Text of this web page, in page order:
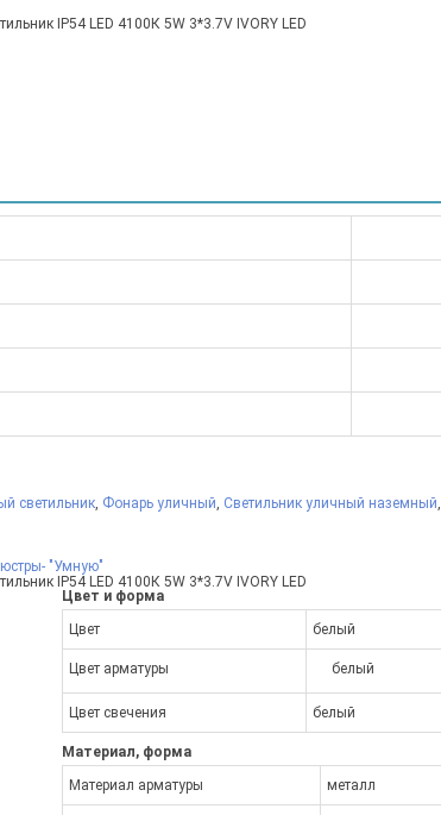
IP54 LED 4100К 5W 3*3.7V IVORY LED
светильник, Фонарь уличный, Светильник уличный наземный,
"Умную"
IP54 LED 4100К 5W 3*3.7V IVORY LED
Цвет и форма
Цвет
белый
Цвет арматуры белый
Цвет свечения белый
Материал, форма
Материал арматуры
металл